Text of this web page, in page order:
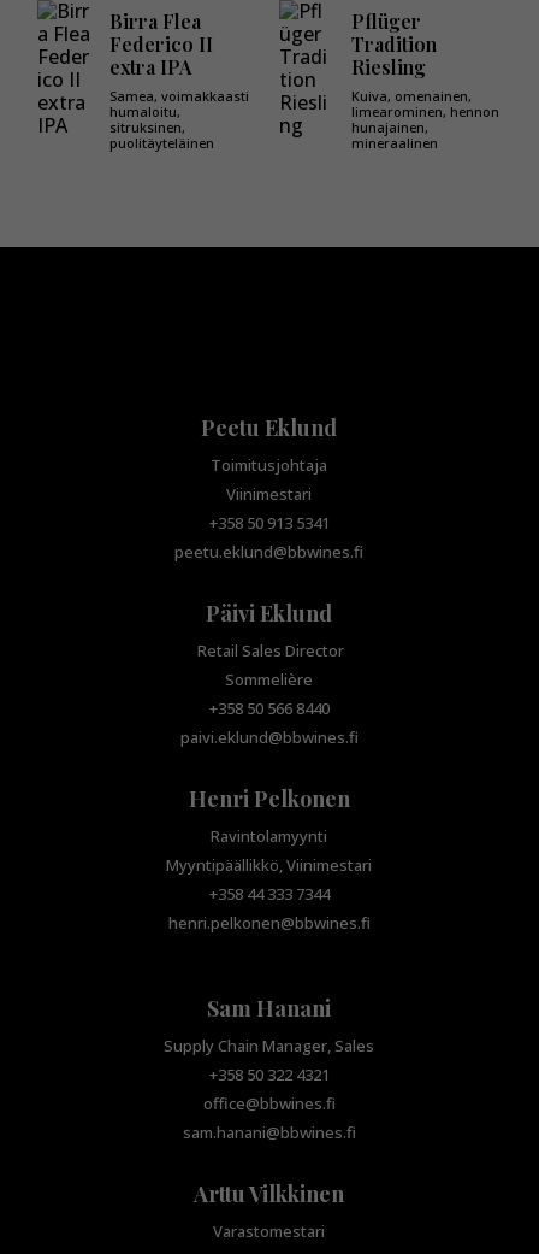
Birra Flea
Federico II
extra IPA
Samea, voimakkaasti
humaloitu,
sitruksinen,
puolitäyteläinen
Pflüger
Tradition
Riesling
Kuiva, omenainen,
limearominen, hennon
hunajainen,
mineraalinen
Peetu Eklund
Toimitusjohtaja
Viinimestari
+358 50 913 5341
peetu.eklund@bbwines.fi
Päivi Eklund
Retail Sales Director
Sommelière
+358 50 566 8440
paivi.eklund@bbwines.fi
Henri Pelkonen
Ravintolamyynti
Myyntipäällikkö, Viinimestari
+358 44 333 7344
henri.pelkonen@bbwines.fi
Sam Hanani
Supply Chain Manager, Sales
+358 50 322 4321
office@bbwines.fi
sam.hanani@bbwines.fi
Arttu Vilkkinen
Varastomestari